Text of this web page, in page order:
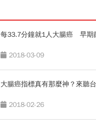
每33.7分鐘就1人大腸癌 早期
2018-03-09
大腸癌指標真有那麼神？來聽
2018-02-26